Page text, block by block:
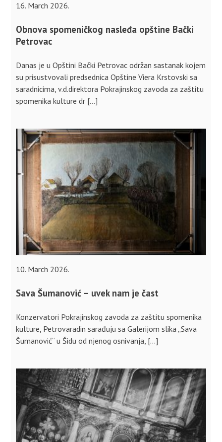
16. March 2026.
Obnova spomeničkog nasleđa opštine Bački
Petrovac
Danas je u Opštini Bački Petrovac održan sastanak kojem
su prisustvovali predsednica Opštine Viera Krstovski sa
saradnicima, v.d.direktora Pokrajinskog zavoda za zaštitu
spomenika kulture dr […]
10. March 2026.
Sava Šumanović – uvek nam je čast
Konzervatori Pokrajinskog zavoda za zaštitu spomenika
kulture, Petrovaradin sarađuju sa Galerijom slika „Sava
Šumanović“ u Šidu od njenog osnivanja, […]